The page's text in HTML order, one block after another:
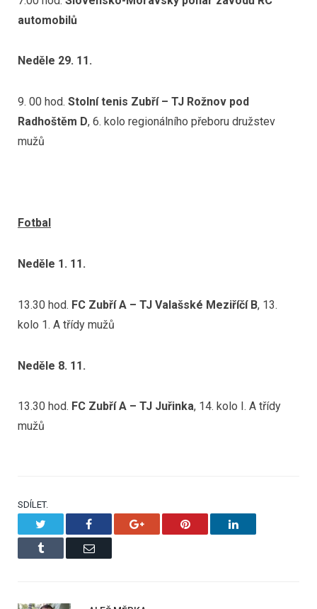
automobilů
Neděle 29. 11.
9. 00 hod. Stolní tenis Zubří – TJ Rožnov pod
Radhoštěm D, 6. kolo regionálního přeboru družstev
mužů
Fotbal
Neděle 1. 11.
13.30 hod. FC Zubří A – TJ Valašské Meziříčí B, 13.
kolo 1. A třídy mužů
Neděle 8. 11.
13.30 hod. FC Zubří A – TJ Juřinka, 14. kolo I. A třídy
mužů
SDÍLET.
Facebook Google+ Pinterest LinkedIn
Tumblr Email